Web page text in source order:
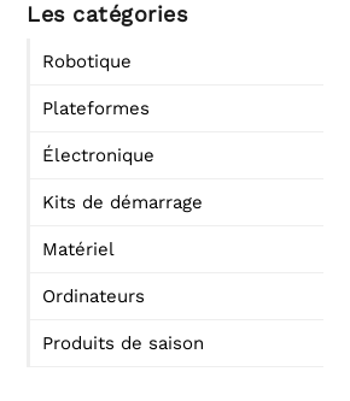
Les catégories
Robotique
Plateformes
Électronique
Kits de démarrage
Matériel
Ordinateurs
Produits de saison